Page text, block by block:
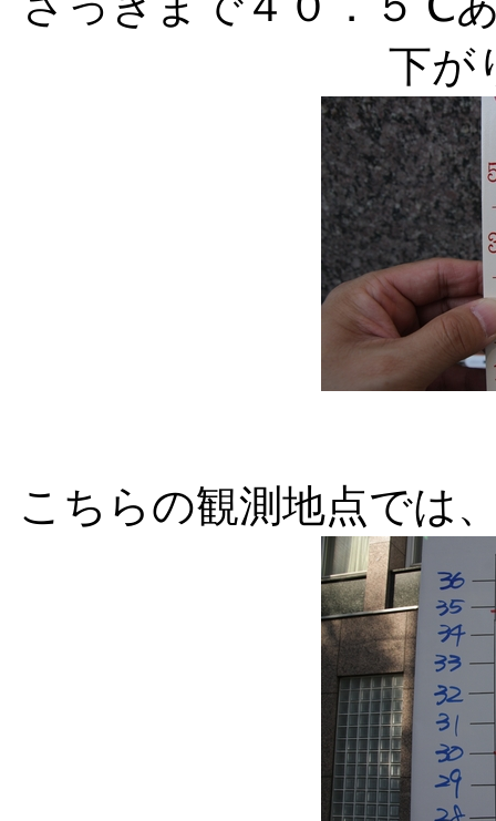
下が
こちらの観測地点では